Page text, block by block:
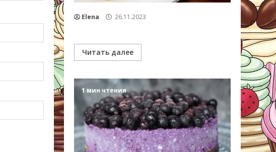
Elena 26.11.2023
Читать далее
1 мин чтения